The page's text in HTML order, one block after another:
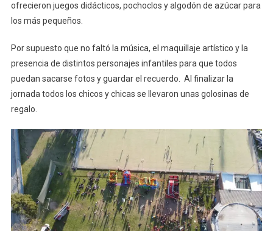
ofrecieron juegos didácticos, pochoclos y algodón de azúcar para
los más pequeños.
Por supuesto que no faltó la música, el maquillaje artístico y la
presencia de distintos personajes infantiles para que todos
puedan sacarse fotos y guardar el recuerdo. Al finalizar la
jornada todos los chicos y chicas se llevaron unas golosinas de
regalo.